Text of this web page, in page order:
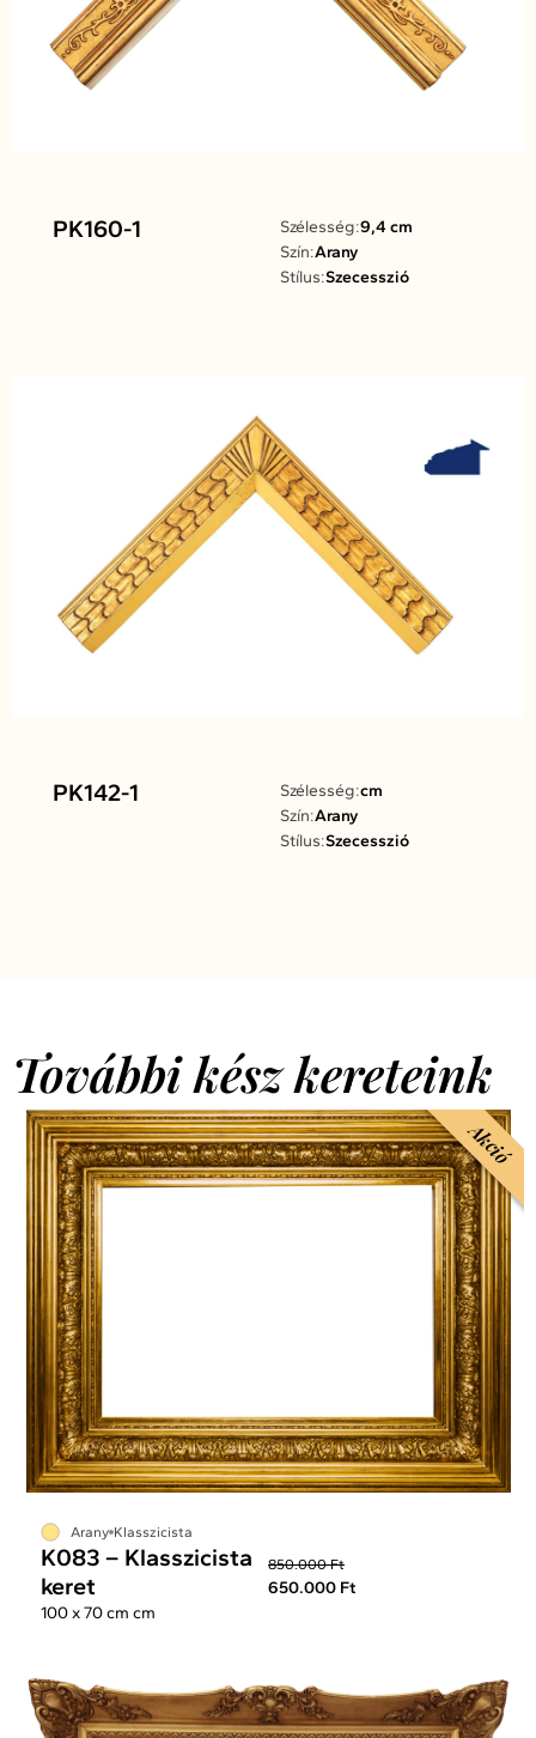
PK160-1 Szélesség:9,4 cm
Szín:Arany
Stílus:Szecesszió
PK142-1 Szélesség:cm
Szín:Arany
Stílus:Szecesszió
További kész kereteink
Akció
Arany Klasszicista
K083 – Klasszicista
keret
850.000 Ft
650.000 Ft
100 x 70 cm cm